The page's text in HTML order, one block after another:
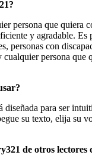
persona que quiera
y agradable. Es
personas con
cualquier persona que
diseñada para ser
su texto, elija su
de otros lectores